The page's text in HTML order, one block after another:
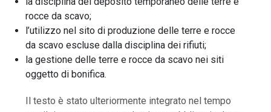
rocce da scavo;
l’utilizzo nel sito di produzione delle terre e rocce
da scavo escluse dalla disciplina dei rifiuti;
la gestione delle terre e rocce da scavo nei siti
oggetto di bonifica.
Il testo è stato ulteriormente integrato nel tempo